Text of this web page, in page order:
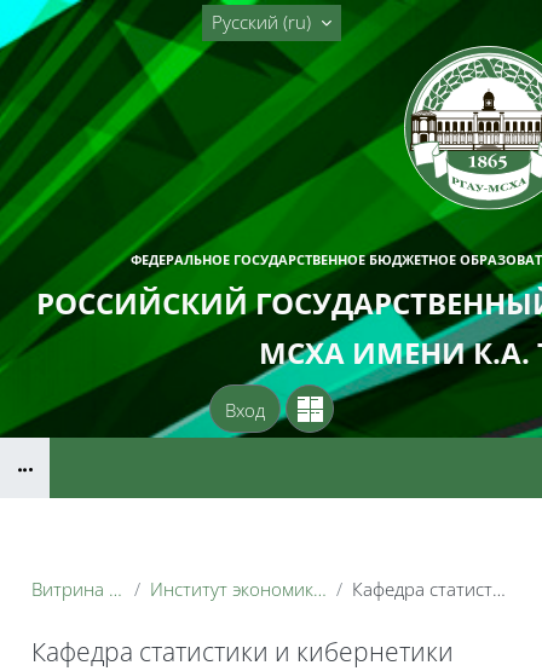
Перейти к основному содержанию
ФЕДЕРАЛЬНОЕ ГОСУДАРСТВЕННОЕ БЮДЖЕТНОЕ
РОССИЙСКИЙ
МСХА ИМЕНИ К.А.
Русский ‎(ru)‎
Вход
Витрина курсов 3KL Институт экономики и управления АПК Кафедра статистики и кибернетики
Кафедра статистики и кибернетики